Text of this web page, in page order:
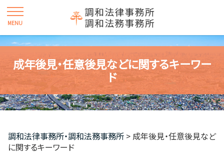
成年後見・任意後見などに関するキーワー
ド
調和法律事務所・調和法務事務所 > 成年後見・任意後見など
に関するキーワード